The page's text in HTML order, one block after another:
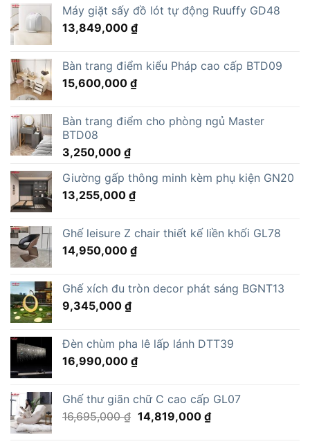
Máy giặt sấy đồ lót tự động Ruuffy GD48
13,849,000 ₫
Bàn trang điểm kiểu Pháp cao cấp BTD09
15,600,000 ₫
Bàn trang điểm cho phòng ngủ Master
BTD08
3,250,000 ₫
Giường gấp thông minh kèm phụ kiện GN20
13,255,000 ₫
Ghế leisure Z chair thiết kế liền khối GL78
14,950,000 ₫
Ghế xích đu tròn decor phát sáng BGNT13
9,345,000 ₫
Đèn chùm pha lê lấp lánh DTT39
16,990,000 ₫
Ghế thư giãn chữ C cao cấp GL07
16,695,000₫ Giá
14,819,000 ₫Giá